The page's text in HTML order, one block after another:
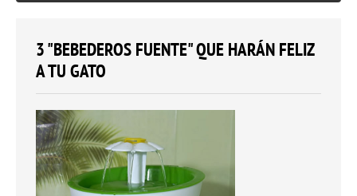
3 "BEBEDEROS FUENTE" QUE HARÁN FELIZ
A TU GATO